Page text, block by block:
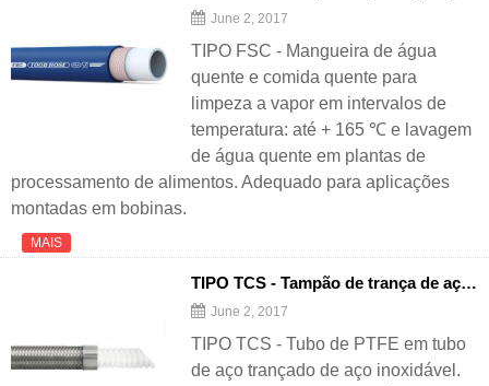
June 2, 2017
TIPO FSC - Mangueira de água
quente e comida quente para
limpeza a vapor em intervalos de
temperatura: até + 165 ℃ e lavagem
de água quente em plantas de
processamento de alimentos. Adequado para aplicações
montadas em bobinas.
MAIS
TIPO TCS - Tampão de trança de aço inoxidável Tubo de PTFE envolto
June 2, 2017
TIPO TCS - Tubo de PTFE em tubo
de aço trançado de aço inoxidável.